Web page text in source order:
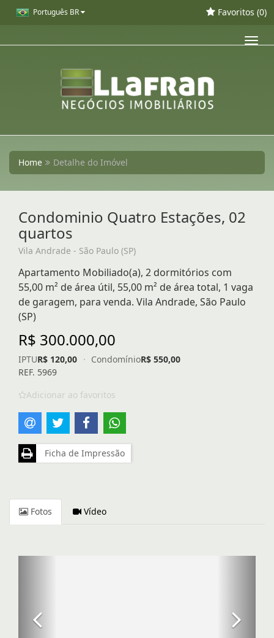
Português BR Favoritos (0)
Home Detalhe do Imóvel
Condominio Quatro Estações, 02
quartos
Vila Andrade - São Paulo (SP)
Apartamento Mobiliado(a), 2 dormitórios com
55,00 m² de área útil, 55,00 m² de área total, 1 vaga
de garagem, para venda. Vila Andrade, São Paulo
(SP)
R$ 300.000,00
IPTUR$ 120,00 · CondomínioR$ 550,00
REF. 5969
Adicionar ao favoritos
Ficha de Impressão
Fotos Vídeo